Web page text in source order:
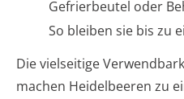
Gefrierbeutel oder
So bleiben sie bis zu
Die vielseitige
machen Heidelbeeren zu